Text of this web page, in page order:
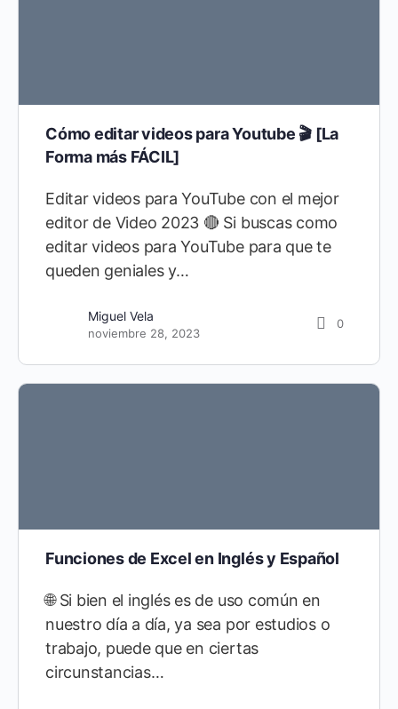
Cómo editar videos para Youtube 🎬 [La
Forma más FÁCIL]
Editar videos para YouTube con el mejor
editor de Video 2023 🔴 Si buscas como
editar videos para YouTube para que te
queden geniales y…
Miguel Vela
noviembre 28, 2023
0
Funciones de Excel en Inglés y Español
🌐 Si bien el inglés es de uso común en
nuestro día a día, ya sea por estudios o
trabajo, puede que en ciertas
circunstancias…